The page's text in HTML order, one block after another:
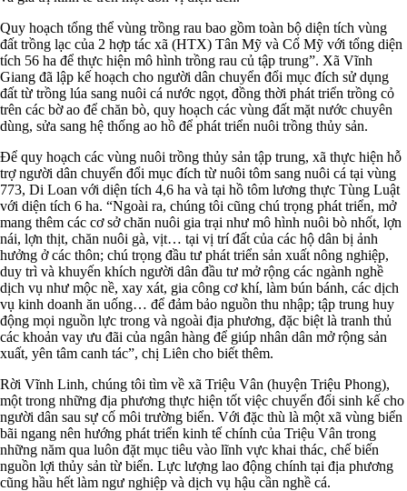
Quy hoạch tổng thể vùng trồng rau bao gồm toàn bộ diện tích vùng
đất trồng lạc của 2 hợp tác xã (HTX) Tân Mỹ và Cổ Mỹ với tổng diện
tích 56 ha để thực hiện mô hình trồng rau củ tập trung”. Xã Vĩnh
Giang đã lập kế hoạch cho người dân chuyển đổi mục đích sử dụng
đất từ trồng lúa sang nuôi cá nước ngọt, đồng thời phát triển trồng cỏ
trên các bờ ao để chăn bò, quy hoạch các vùng đất mặt nước chuyên
dùng, sửa sang hệ thống ao hồ để phát triển nuôi trồng thủy sản.
Để quy hoạch các vùng nuôi trồng thủy sản tập trung, xã thực hiện hỗ
trợ người dân chuyển đổi mục đích từ nuôi tôm sang nuôi cá tại vùng
773, Di Loan với diện tích 4,6 ha và tại hồ tôm lương thực Tùng Luật
với diện tích 6 ha. “Ngoài ra, chúng tôi cũng chú trọng phát triển, mở
mang thêm các cơ sở chăn nuôi gia trại như mô hình nuôi bò nhốt, lợn
nái, lợn thịt, chăn nuôi gà, vịt… tại vị trí đất của các hộ dân bị ảnh
hưởng ở các thôn; chú trọng đầu tư phát triển sản xuất nông nghiệp,
duy trì và khuyến khích người dân đầu tư mở rộng các ngành nghề
dịch vụ như mộc nề, xay xát, gia công cơ khí, làm bún bánh, các dịch
vụ kinh doanh ăn uống… để đảm bảo nguồn thu nhập; tập trung huy
động mọi nguồn lực trong và ngoài địa phương, đặc biệt là tranh thủ
các khoản vay ưu đãi của ngân hàng để giúp nhân dân mở rộng sản
xuất, yên tâm canh tác”, chị Liên cho biết thêm.
Rời Vĩnh Linh, chúng tôi tìm về xã Triệu Vân (huyện Triệu Phong),
một trong những địa phương thực hiện tốt việc chuyển đổi sinh kế cho
người dân sau sự cố môi trường biển. Với đặc thù là một xã vùng biển
bãi ngang nên hướng phát triển kinh tế chính của Triệu Vân trong
những năm qua luôn đặt mục tiêu vào lĩnh vực khai thác, chế biến
nguồn lợi thủy sản từ biển. Lực lượng lao động chính tại địa phương
cũng hầu hết làm ngư nghiệp và dịch vụ hậu cần nghề cá.